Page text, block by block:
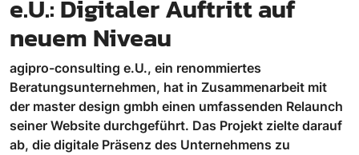
e.U.: Digitaler Auftritt auf
neuem Niveau
agipro-consulting e.U., ein renommiertes
Beratungsunternehmen, hat in Zusammenarbeit mit
der master design gmbh einen umfassenden Relaunch
seiner Website durchgeführt. Das Projekt zielte darauf
ab, die digitale Präsenz des Unternehmens zu